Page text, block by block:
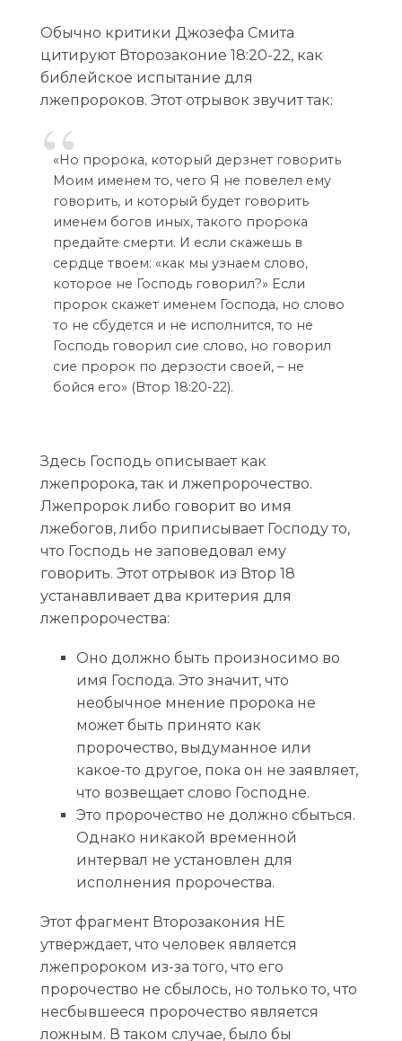
Обычно критики Джозефа Смита
цитируют Второзаконие 18:20-22, как
библейское испытание для
лжепророков. Этот отрывок звучит так:
«Но пророка, который дерзнет говорить
Моим именем то, чего Я не повелел ему
говорить, и который будет говорить
именем богов иных, такого пророка
предайте смерти. И если скажешь в
сердце твоем: «как мы узнаем слово,
которое не Господь говорил?» Если
пророк скажет именем Господа, но слово
то не сбудется и не исполнится, то не
Господь говорил сие слово, но говорил
сие пророк по дерзости своей, – не
бойся его» (Втор 18:20-22).
Здесь Господь описывает как
лжепророка, так и лжепророчество.
Лжепророк либо говорит во имя
лжебогов, либо приписывает Господу то,
что Господь не заповедовал ему
говорить. Этот отрывок из Втор 18
устанавливает два критерия для
лжепророчества:
Оно должно быть произносимо во
имя Господа. Это значит, что
необычное мнение пророка не
может быть принято как
пророчество, выдуманное или
какое-то другое, пока он не заявляет,
что возвещает слово Господне.
Это пророчество не должно сбыться.
Однако никакой временной
интервал не установлен для
исполнения пророчества.
Этот фрагмент Второзакония НЕ
утверждает, что человек является
лжепророком из-за того, что его
пророчество не сбылось, но только то, что
несбывшееся пророчество является
ложным. В таком случае, было бы